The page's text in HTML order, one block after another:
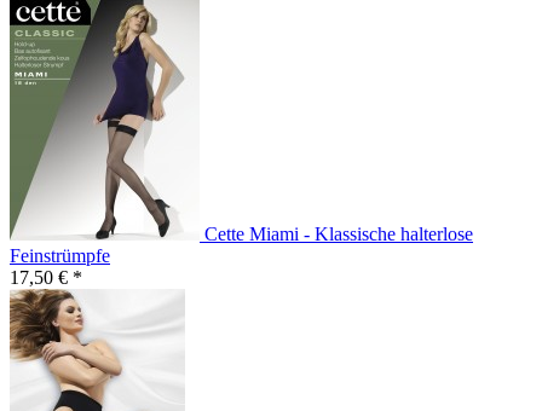
Cette Miami - Klassische halterlose
Feinstrümpfe
17,50 € *